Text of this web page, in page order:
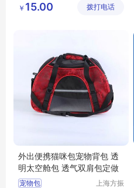
有限公司
￥ 15.00 拨打电话
外出便携猫咪包宠物背包 透
明太空舱包 透气双肩包定做
宠物包
上海方振